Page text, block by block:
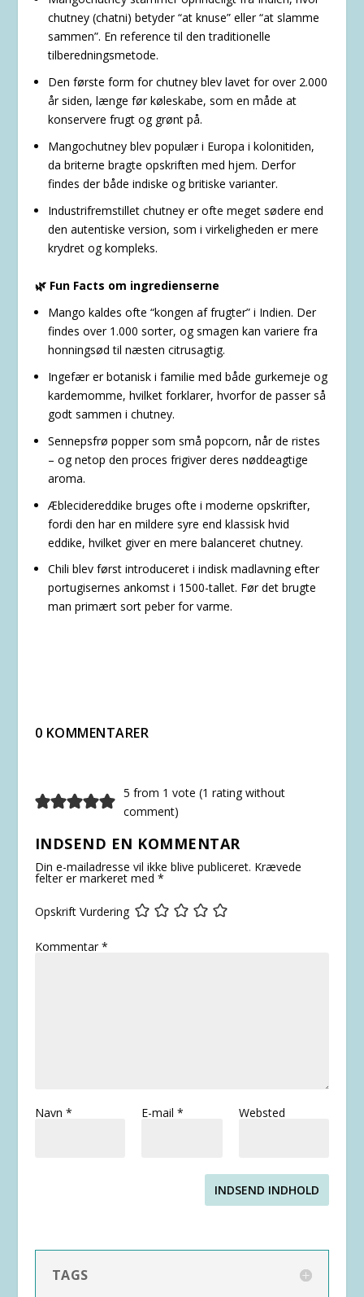
chutney (chatni) betyder “at knuse” eller “at slamme
sammen”. En reference til den traditionelle
tilberedningsmetode.
Den første form for chutney blev lavet for over 2.000
år siden, længe før køleskabe, som en måde at
konservere frugt og grønt på.
Mangochutney blev populær i Europa i kolonitiden,
da briterne bragte opskriften med hjem. Derfor
findes der både indiske og britiske varianter.
Industrifremstillet chutney er ofte meget sødere end
den autentiske version, som i virkeligheden er mere
krydret og kompleks.
🌿 Fun Facts om ingredienserne
Mango kaldes ofte “kongen af frugter” i Indien. Der
findes over 1.000 sorter, og smagen kan variere fra
honningsød til næsten citrusagtig.
Ingefær er botanisk i familie med både gurkemeje og
kardemomme, hvilket forklarer, hvorfor de passer så
godt sammen i chutney.
Sennepsfrø popper som små popcorn, når de ristes
– og netop den proces frigiver deres nøddeagtige
aroma.
Æblecidereddike bruges ofte i moderne opskrifter,
fordi den har en mildere syre end klassisk hvid
eddike, hvilket giver en mere balanceret chutney.
Chili blev først introduceret i indisk madlavning efter
portugisernes ankomst i 1500-tallet. Før det brugte
man primært sort peber for varme.
0 KOMMENTARER
5 from 1 vote (1 rating without
comment)
INDSEND EN KOMMENTAR
Din e-mailadresse vil ikke blive publiceret. Krævede
felter er markeret med *
Opskrift Vurdering
Kommentar*
Navn * E-mail * Websted
INDSEND INDHOLD
TAGS